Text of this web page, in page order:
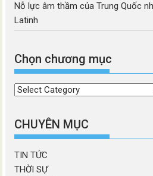
Nỗ lực âm thầm của Trung Quốc
Latinh
Chọn chương mục
Chọn
mục
CHUYÊN MỤC
TIN TỨC
THỜI SỰ